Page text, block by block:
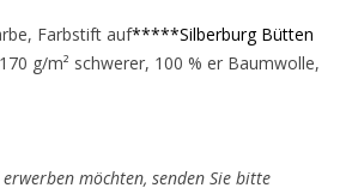
Farbstift auf*****Silberburg Bütten
g/m² schwerer, 100 % er Baumwolle,
erwerben möchten, senden Sie bitte